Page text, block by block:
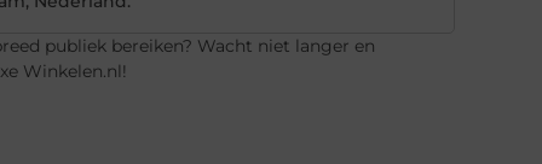
publiek bereiken? Wacht niet langer en
Winkelen.nl!